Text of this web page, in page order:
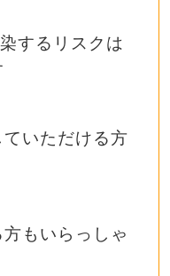
するリスクは
いただける方
もいらっしゃ